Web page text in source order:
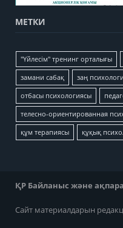
МЕТКИ
"Үйлесім" тренинг орталығы
замани сабақ заң
отбасы психологиясы
телесно-ориентированная
құм терапиясы құқық
ҚР Байланыс және
Сайт материалдарын